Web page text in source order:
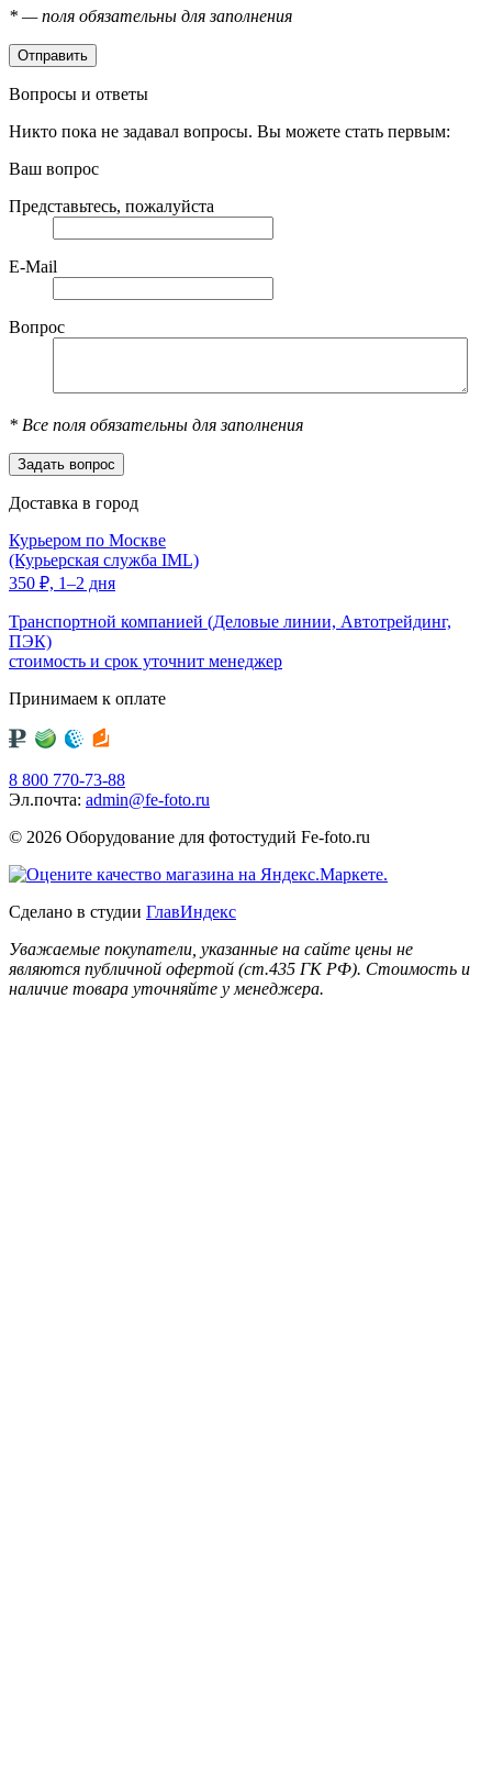
* — поля обязательны для заполнения
Вопросы и ответы
Никто пока не задавал вопросы. Вы можете стать первым:
Ваш вопрос
Представьтесь, пожалуйста
E-Mail
Вопрос
* Все поля обязательны для заполнения
Доставка в город
Курьером по Москве
(Курьерская служба IML)
350 ₽, 1–2 дня
Транспортной компанией (Деловые линии, Автотрейдинг,
ПЭК)
стоимость и срок уточнит менеджер
Принимаем к оплате
8 800 770-73-88
Эл.почта: admin@fe-foto.ru
© 2026 Оборудование для фотостудий Fe-foto.ru
Сделано в студии ГлавИндекс
Уважаемые покупатели, указанные на сайте цены не
являются публичной офертой (ст.435 ГК РФ). Стоимость и
наличие товара уточняйте у менеджера.